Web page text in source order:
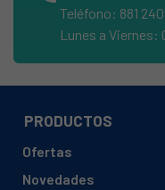
AMICA, ZIM 628E
AMICA, ZIM 646E
AMICA, ZIM 656 ER
AMICA, ZIM 688 E
Teléfono: 881
Lunes a Viernes:
PRODUCTOS
Ofertas
Novedades